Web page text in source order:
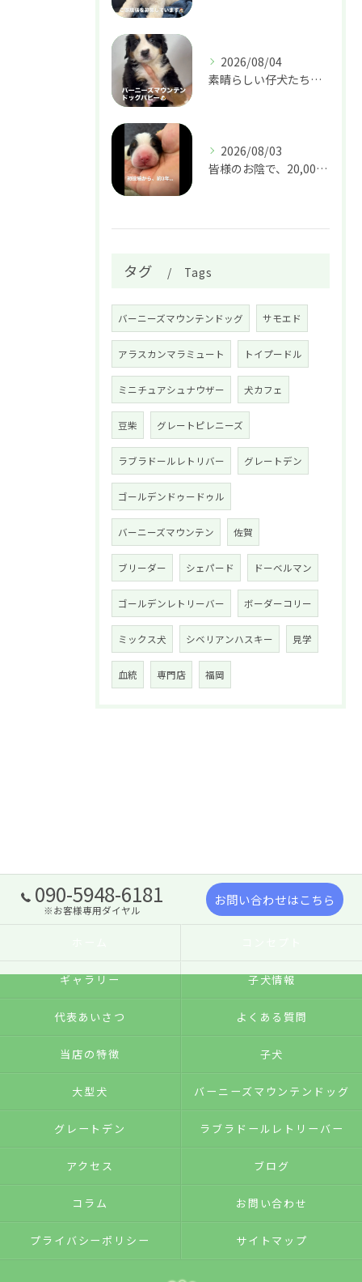
2026/08/04
素晴らしい仔犬たちがやって来ました🐶🏠
2026/08/03
皆様のお陰で、20,000人の方にフォローして頂ける様になり...
タグ Tags
バーニーズマウンテンドッグ サモエド
アラスカンマラミュート トイプードル
ミニチュアシュナウザー 犬カフェ
豆柴 グレートピレニーズ
ラブラドールレトリバー グレートデン
ゴールデンドゥードゥル
バーニーズマウンテン 佐賀
ブリーダー シェパード ドーベルマン
ゴールデンレトリーバー ボーダーコリー
ミックス犬 シベリアンハスキー 見学
血統 専門店 福岡
090-5948-6181
※お客様専用ダイヤル
お問い合わせはこちら
ギャラリー 子犬情報
代表あいさつ よくある質問
当店の特徴 子犬
大型犬 バーニーズマウンテンドッグ
グレートデン ラブラドールレトリーバー
アクセス ブログ
コラム お問い合わせ
プライバシーポリシー サイトマップ